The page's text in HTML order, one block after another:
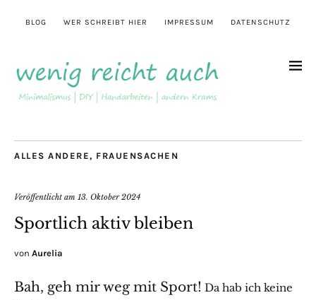
BLOG WER SCHREIBT HIER IMPRESSUM DATENSCHUTZ
ALLES ANDERE, FRAUENSACHEN
Veröffentlicht am 13. Oktober 2024
Sportlich aktiv bleiben
von Aurelia
Bah, geh mir weg mit Sport! Da hab ich keine